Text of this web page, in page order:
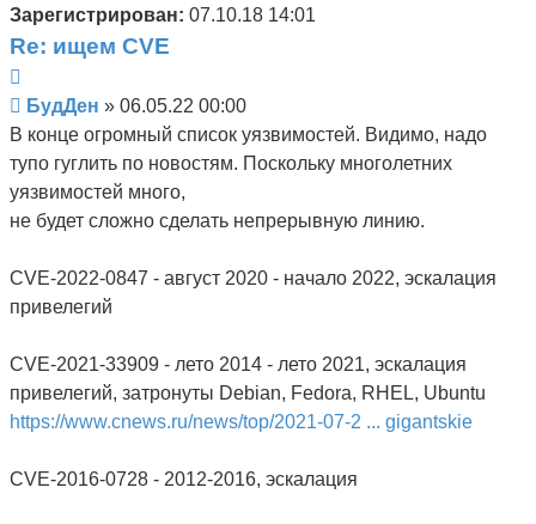
Зарегистрирован: 07.10.18 14:01
Re: ищем CVE
Сообщение
БудДен » 06.05.22 00:00
В конце огромный список уязвимостей. Видимо, надо
тупо гуглить по новостям. Поскольку многолетних
уязвимостей много,
не будет сложно сделать непрерывную линию.
CVE-2022-0847 - август 2020 - начало 2022, эскалация
привелегий
CVE-2021-33909 - лето 2014 - лето 2021, эскалация
привелегий, затронуты Debian, Fedora, RHEL, Ubuntu
https://www.cnews.ru/news/top/2021-07-2 ... gigantskie
CVE-2016-0728 - 2012-2016, эскалация